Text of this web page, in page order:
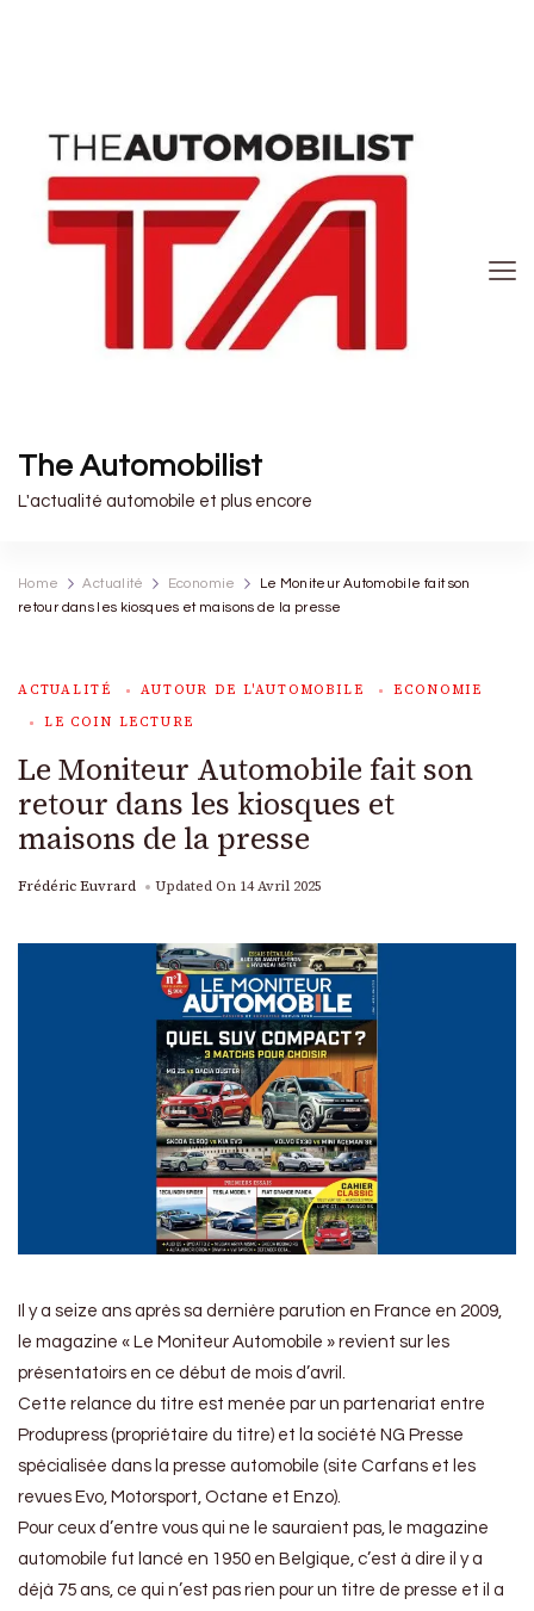
The Automobilist
L'actualité automobile et plus encore
Home Actualité Economie
Le Moniteur Automobile fait son
retour dans les kiosques et maisons de la presse
ACTUALITÉ AUTOUR DE L'AUTOMOBILE
ECONOMIE
LE COIN LECTURE
Le Moniteur Automobile fait son
retour dans les kiosques et
maisons de la presse
Frédéric Euvrard Updated On 14 Avril 2025
Il y a seize ans après sa dernière parution en France en 2009,
le magazine « Le Moniteur Automobile » revient sur les
présentatoirs en ce début de mois d’avril.
Cette relance du titre est menée par un partenariat entre
Produpress (propriétaire du titre) et la société NG Presse
spécialisée dans la presse automobile (site Carfans et les
revues Evo, Motorsport, Octane et Enzo).
Pour ceux d’entre vous qui ne le sauraient pas, le magazine
automobile fut lancé en 1950 en Belgique, c’est à dire il y a
déjà 75 ans, ce qui n’est pas rien pour un titre de presse et il a